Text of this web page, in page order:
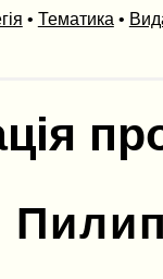
• Тематика •